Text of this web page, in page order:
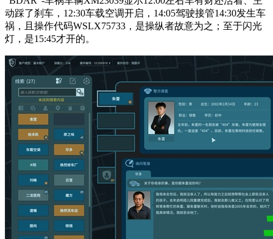
动踩了刹车，12:30车载空调开启，14:05驾驶接管14:30发生车
祸，且操作代码WSLX75733，是操纵者故意为之；至于闪光
灯，是15:45才开的。